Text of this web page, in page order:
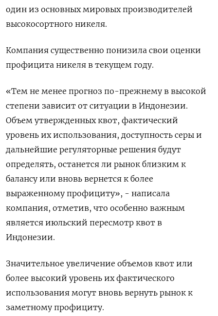
один из основных мировых производителей
высокосортного никеля.
Компания существенно ‌понизила свои оценки
профицита никеля ‌в текущем году.
«Тем не менее прогноз по-прежнему в высокой
степени зависит от ситуации в Индонезии. ​
Объем утвержденных квот, фактический
уровень их использования, доступность серы и
‌дальнейшие регуляторные решения будут
определять, останется ли рынок близким к
балансу или ​вновь вернется к более
выраженному профициту», - написала
компания, отметив, что особенно важным
является ‌июльский пересмотр квот в
Индонезии.
Значительное увеличение объемов квот или
более высокий уровень их фактического
использования могут вновь вернуть рынок к
заметному ​профициту.